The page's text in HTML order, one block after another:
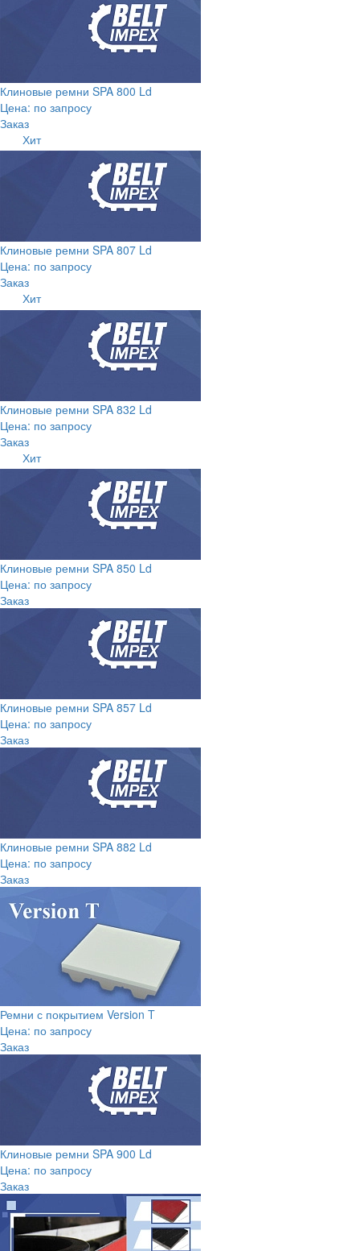
Клиновые ремни SPA 800 Ld
Цена: по запросу
Заказ
Хит
Клиновые ремни SPA 807 Ld
Цена: по запросу
Заказ
Хит
Клиновые ремни SPA 832 Ld
Цена: по запросу
Заказ
Хит
Клиновые ремни SPA 850 Ld
Цена: по запросу
Заказ
Клиновые ремни SPA 857 Ld
Цена: по запросу
Заказ
Клиновые ремни SPA 882 Ld
Цена: по запросу
Заказ
Ремни с покрытием Version T
Цена: по запросу
Заказ
Клиновые ремни SPA 900 Ld
Цена: по запросу
Заказ